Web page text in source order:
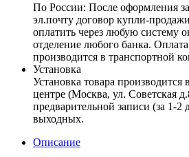
По России: После оформления
эл.почту договор купли-
оплатить через любую систему
отделение любого банка. Оплата
производится в транспортной
Установка
Установка товара
центре (Москва, ул. Советская
предварительной записи (за 1-2
выходных.
Описание